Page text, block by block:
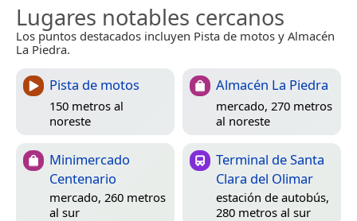
Lugares notables cercanos
Los puntos destacados incluyen Pista de motos y Almacén
La Piedra.
Pista de motos
150 metros al
noreste
Almacén La Piedra
mercado, 270 metros
al noreste
Minimercado
Centenario
mercado, 260 metros
al sur
Terminal de Santa
Clara del Olimar
estación de autobús,
280 metros al sur